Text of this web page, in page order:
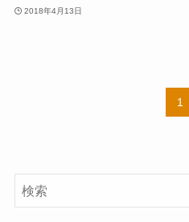
2018年4月13日
1